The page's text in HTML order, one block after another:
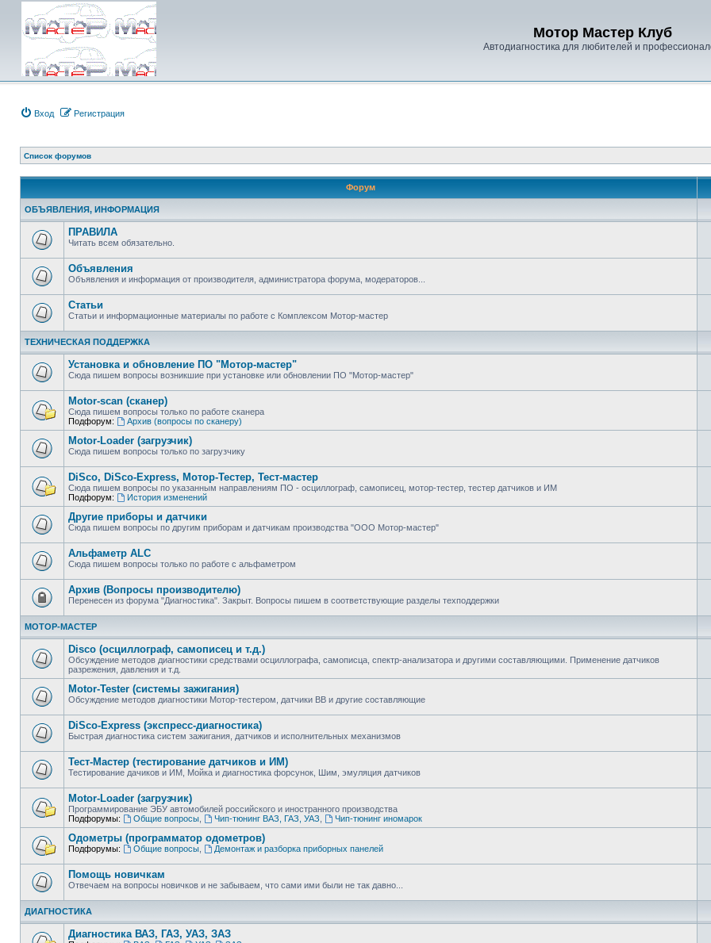
Мотор Мастер Клуб
Автодиагностика для любителей и
Вход Регистрация
Список форумов
Форум
ОБЪЯВЛЕНИЯ, ИНФОРМАЦИЯ
ПРАВИЛА
Читать всем обязательно.
Объявления
Объявления и информация от производителя, администратора форума, модераторов...
Статьи
Статьи и информационные материалы по работе с Комплексом Мотор-мастер
ТЕХНИЧЕСКАЯ ПОДДЕРЖКА
Установка и обновление ПО "Мотор-мастер"
Сюда пишем вопросы возникшие при установке или обновлении ПО "Мотор-мастер"
Motor-scan (сканер)
Сюда пишем вопросы только по работе сканера
Подфорум:
Архив (вопросы по сканеру)
Motor-Loader (загрузчик)
Сюда пишем вопросы только по загрузчику
DiSco, DiSco-Express, Мотор-Тестер, Тест-мастер
Сюда пишем вопросы по указанным направлениям ПО - осциллограф, самописец, мотор-тестер, тестер датчиков и ИМ
Подфорум:
История изменений
Другие приборы и датчики
Сюда пишем вопросы по другим приборам и датчикам производства "ООО Мотор-мастер"
Альфаметр ALC
Сюда пишем вопросы только по работе с альфаметром
Архив (Вопросы производителю)
Перенесен из форума "Диагностика". Закрыт. Вопросы пишем в соответствующие разделы техподдержки
МОТОР-МАСТЕР
Disco (осциллограф, самописец и т.д.)
Обсуждение методов диагностики средствами осциллографа, самописца, спектр-анализатора и другими составляющими. Применение датчиков
разрежения, давления и т.д.
Motor-Tester (системы зажигания)
Обсуждение методов диагностики Мотор-тестером, датчики ВВ и другие составляющие
DiSco-Express (экспресс-диагностика)
Быстрая диагностика систем зажигания, датчиков и исполнительных механизмов
Тест-Мастер (тестирование датчиков и ИМ)
Тестирование дачиков и ИМ, Мойка и диагностика форсунок, Шим, эмуляция датчиков
Motor-Loader (загрузчик)
Программирование ЭБУ автомобилей российского и иностранного производства
Подфорумы:
Общие вопросы, Чип-тюнинг ВАЗ, ГАЗ, УАЗ Чип-тюнинг иномарок
Одометры (программатор одометров)
Подфорумы: Общие вопросы, Демонтаж и разборка приборных панелей
Помощь новичкам
Отвечаем на вопросы новичков и не забываем, что сами ими были не так давно...
ДИАГНОСТИКА
Диагностика ВАЗ, ГАЗ, УАЗ, ЗАЗ